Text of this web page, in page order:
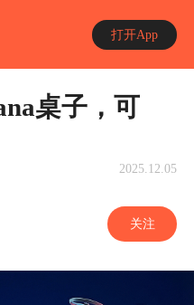
打开App
桌子，可
2025.12.05
关注